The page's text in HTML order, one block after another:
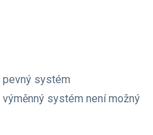
pevný systém
výměnný systém není možný